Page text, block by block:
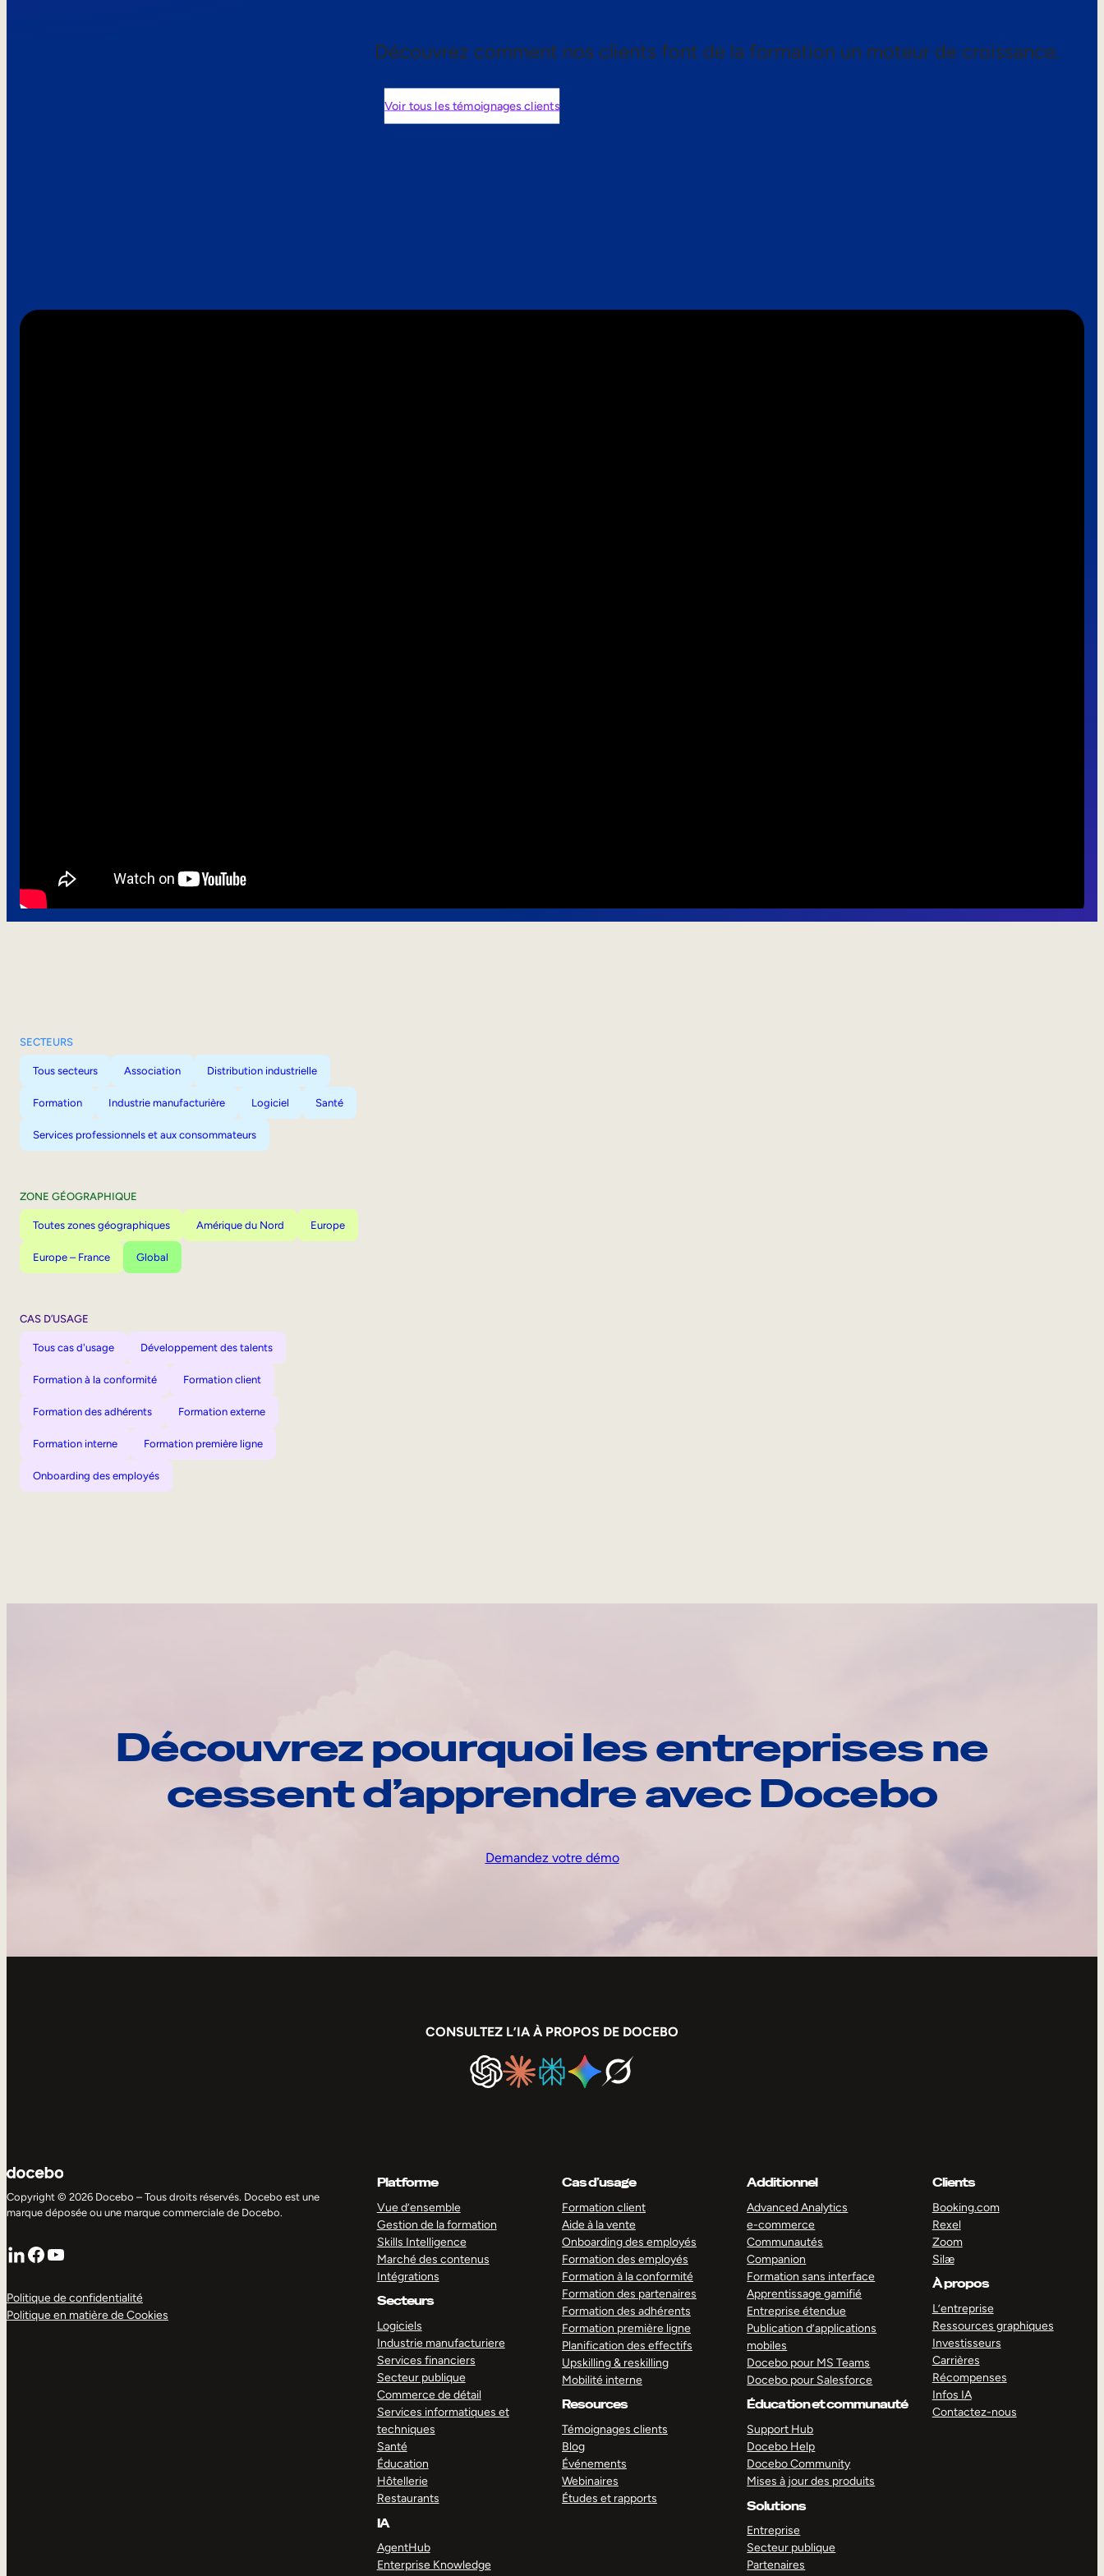
Découvrez comment nos clients font de la formation un moteur de croissance.
Voir tous les témoignages clients
SECTEURS
Tous secteurs Association Distribution industrielle
Formation Industrie manufacturière Logiciel Santé
Services professionnels et aux consommateurs
ZONE GÉOGRAPHIQUE
Toutes zones géographiques Amérique du Nord Europe
Europe – France Global
CAS D’USAGE
Tous cas d'usage Développement des talents
Formation à la conformité Formation client
Formation des adhérents Formation externe
Formation interne Formation première ligne
Onboarding des employés
Découvrez pourquoi les entreprises ne
cessent d’apprendre avec Docebo
Demandez votre démo
CONSULTEZ L’IA À PROPOS DE DOCEBO
Copyright © 2026 Docebo – Tous droits réservés. Docebo est une
marque déposée ou une marque commerciale de Docebo.
LinkedIn
Facebook
YouTube
Politique de confidentialité
Politique en matière de Cookies
Platforme
Vue d’ensemble
Gestion de la formation
Skills Intelligence
Marché des contenus
Intégrations
Secteurs
Logiciels
Industrie manufacturiere
Services financiers
Secteur publique
Commerce de détail
Services informatiques et
techniques
Santé
Éducation
Hôtellerie
Restaurants
IA
AgentHub
Enterprise Knowledge
Cas d’usage
Formation client
Aide à la vente
Onboarding des employés
Formation des employés
Formation à la conformité
Formation des partenaires
Formation des adhérents
Formation première ligne
Planification des effectifs
Upskilling & reskilling
Mobilité interne
Resources
Témoignages clients
Blog
Événements
Webinaires
Études et rapports
Additionnel
Advanced Analytics
e-commerce
Communautés
Companion
Formation sans interface
Apprentissage gamifié
Entreprise étendue
Publication d’applications
mobiles
Docebo pour MS Teams
Docebo pour Salesforce
Éducation et communauté
Support Hub
Docebo Help
Docebo Community
Mises à jour des produits
Solutions
Entreprise
Secteur publique
Partenaires
Clients
Booking.com
Rexel
Zoom
Silæ
À propos
L’entreprise
Ressources graphiques
Investisseurs
Carrières
Récompenses
Infos IA
Contactez-nous